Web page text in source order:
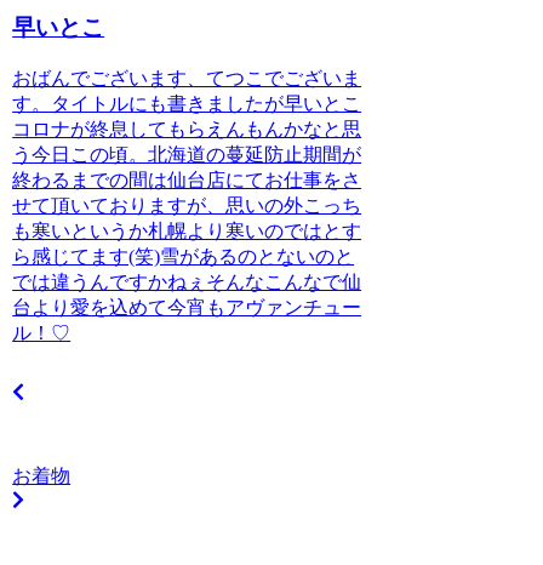
早いとこ
おばんでございます、てつこでございま
す。タイトルにも書きましたが早いとこ
コロナが終息してもらえんもんかなと思
う今日この頃。北海道の蔓延防止期間が
終わるまでの間は仙台店にてお仕事をさ
せて頂いておりますが、思いの外こっち
も寒いというか札幌より寒いのではとす
ら感じてます(笑)雪があるのとないのと
では違うんですかねぇそんなこんなで仙
台より愛を込めて今宵もアヴァンチュー
ル！♡
お着物